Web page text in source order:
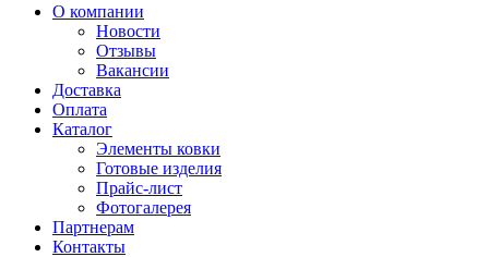
О компании
Новости
Отзывы
Вакансии
Доставка
Оплата
Каталог
Элементы ковки
Готовые изделия
Прайс-лист
Фотогалерея
Партнерам
Контакты